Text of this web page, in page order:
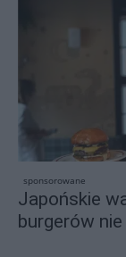
sponsorowane
Japońskie
burgerów